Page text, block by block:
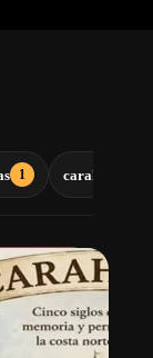
1 carahatas